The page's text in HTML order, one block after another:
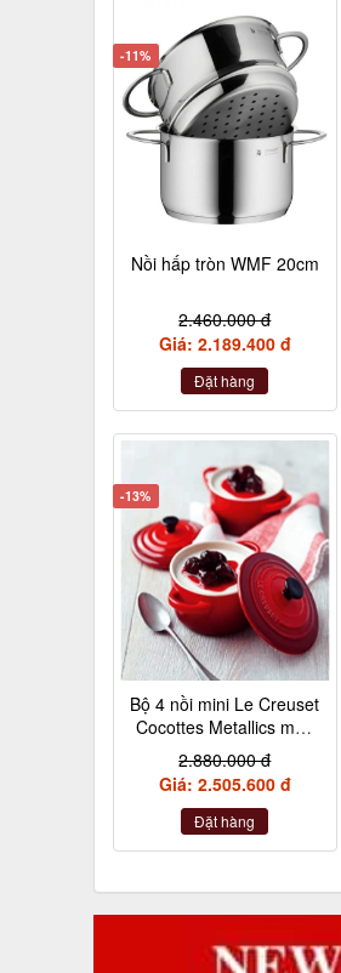
-11%
Nồi hấp tròn WMF 20cm
2.460.000 đ
Giá: 2.189.400 đ
Đặt hàng
-13%
Bộ 4 nồi mini Le Creuset
Cocottes Metallics màu
đỏ cherry 10cm
2.880.000 đ
Giá: 2.505.600 đ
Đặt hàng